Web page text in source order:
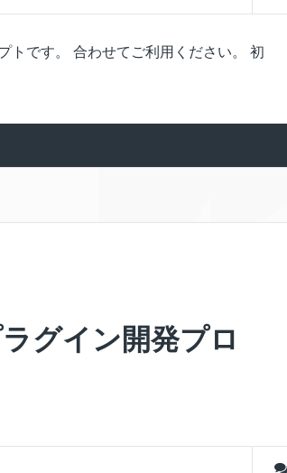
トです。 合わせてご利用ください。 初
グイン開発プロ